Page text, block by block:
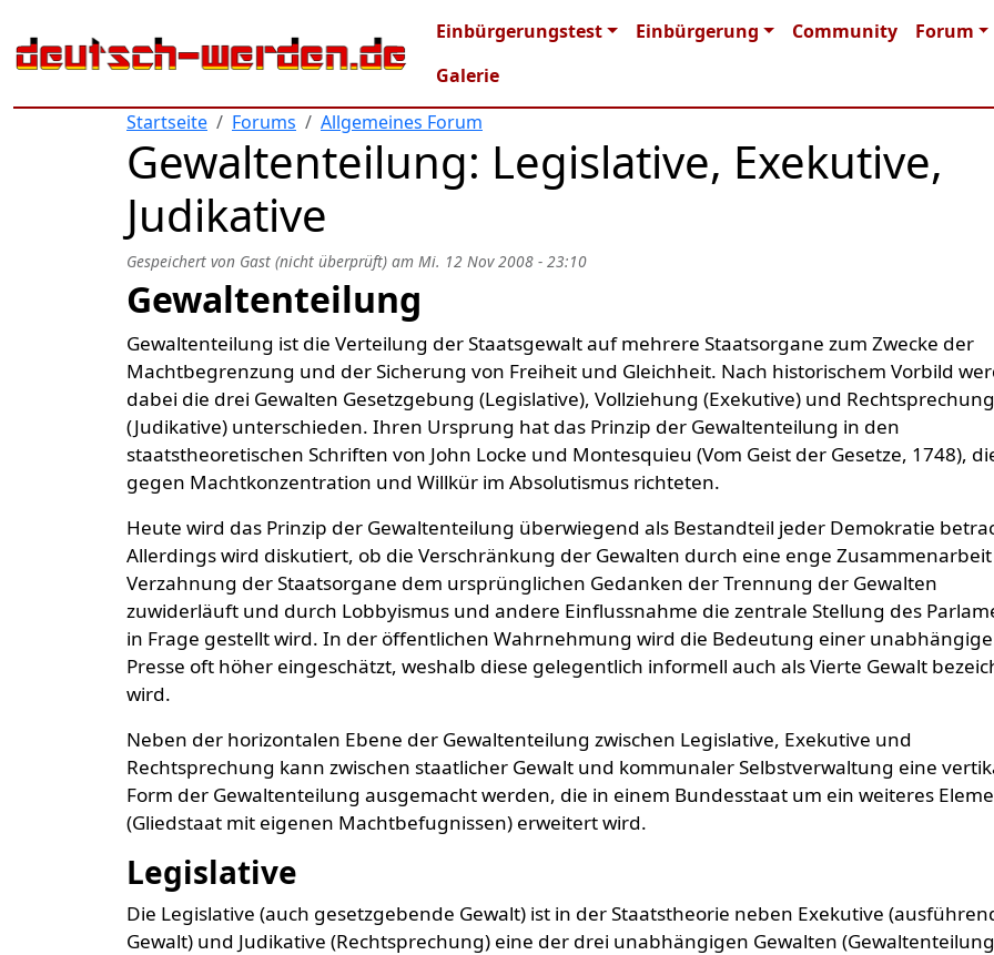
Main navigation
Einbürgerungstest Einbürgerung Community
Forum
Galerie
Startseite
Forums Allgemeines Forum
Gewaltenteilung: Legislative, Exekutive,
Judikative
Gespeichert von Gast (nicht überprüft) am Mi. 12 Nov 2008 - 23:10
Gewaltenteilung
Gewaltenteilung ist die Verteilung der Staatsgewalt auf mehrere Staatsorgane zum Zwecke der
Machtbegrenzung und der Sicherung von Freiheit und Gleichheit. Nach historischem Vorbild
dabei die drei Gewalten Gesetzgebung (Legislative), Vollziehung (Exekutive) und Rechtsprechung
(Judikative) unterschieden. Ihren Ursprung hat das Prinzip der Gewaltenteilung in den
staatstheoretischen Schriften von John Locke und Montesquieu (Vom Geist der Gesetze, 1748),
gegen Machtkonzentration und Willkür im Absolutismus richteten.
Heute wird das Prinzip der Gewaltenteilung überwiegend als Bestandteil jeder Demokratie
Allerdings wird diskutiert, ob die Verschränkung der Gewalten durch eine enge
Verzahnung der Staatsorgane dem ursprünglichen Gedanken der Trennung der Gewalten
zuwiderläuft und durch Lobbyismus und andere Einflussnahme die zentrale Stellung des
in Frage gestellt wird. In der öffentlichen Wahrnehmung wird die Bedeutung einer
Presse oft höher eingeschätzt, weshalb diese gelegentlich informell auch als Vierte Gewalt
wird.
Neben der horizontalen Ebene der Gewaltenteilung zwischen Legislative, Exekutive und
Rechtsprechung kann zwischen staatlicher Gewalt und kommunaler Selbstverwaltung eine
Form der Gewaltenteilung ausgemacht werden, die in einem Bundesstaat um ein weiteres
(Gliedstaat mit eigenen Machtbefugnissen) erweitert wird.
Legislative
Die Legislative (auch gesetzgebende Gewalt) ist in der Staatstheorie neben Exekutive
Gewalt) und Judikative (Rechtsprechung) eine der drei unabhängigen Gewalten